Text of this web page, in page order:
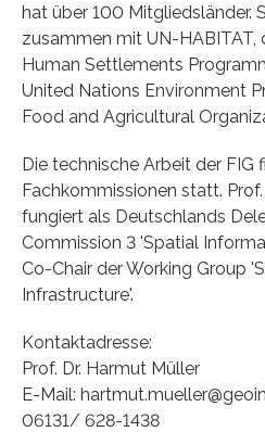
hat über 100 Mitgliedsländer.
zusammen mit UN-HABITAT,
Human Settlements
United Nations Environment
Food and Agricultural
Die technische Arbeit der FIG
Fachkommissionen statt.
fungiert als Deutschlands
Commission 3 'Spatial
Co-Chair der Working Group
Infrastructure'.
Kontaktadresse:
Prof. Dr. Harmut Müller
E-Mail:
06131/ 628-1438